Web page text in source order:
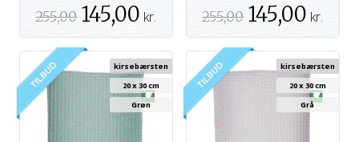
255,00 145,00 kr. 255,00 145,00 kr.
kirsebærsten
20 x 30 cm
Grøn
kirsebærsten
20 x 30 cm
Grå